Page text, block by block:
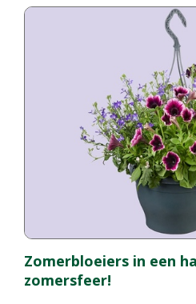
Zomerbloeiers in een
zomersfeer!